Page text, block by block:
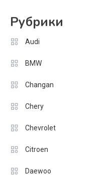
Рубрики
Audi
BMW
Changan
Chery
Chevrolet
Citroen
Daewoo